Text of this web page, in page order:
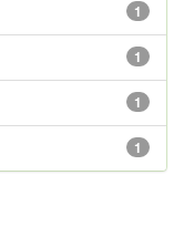
1
1
1
1